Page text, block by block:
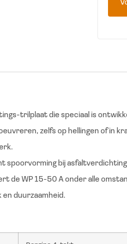
trilplaat die speciaal is
zelfs op hellingen of in
spoorvorming bij
de WP 15-50 A onder alle
duurzaamheid.